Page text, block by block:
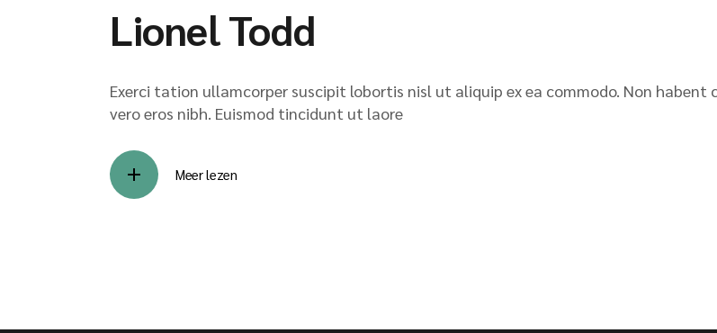
Lionel Todd
Exerci tation ullamcorper suscipit lobortis nisl ut aliquip ex ea commodo. Non
vero eros nibh. Euismod tincidunt ut laore
Meer lezen